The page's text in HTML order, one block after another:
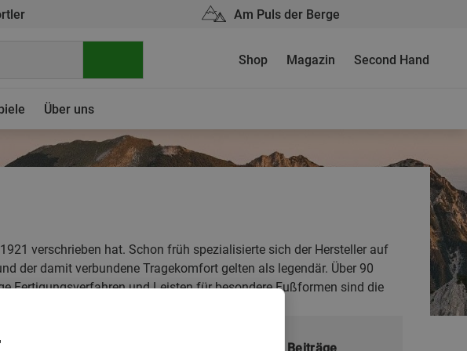
Am Puls der Berge
Über uns
Shop Magazin Second Hand
verschrieben hat. Schon früh spezialisierte sich der Hersteller auf
der damit verbundene Tragekomfort gelten als legendär. Über 90
Fertigungsverfahren und Leisten für besondere Fußformen sind die